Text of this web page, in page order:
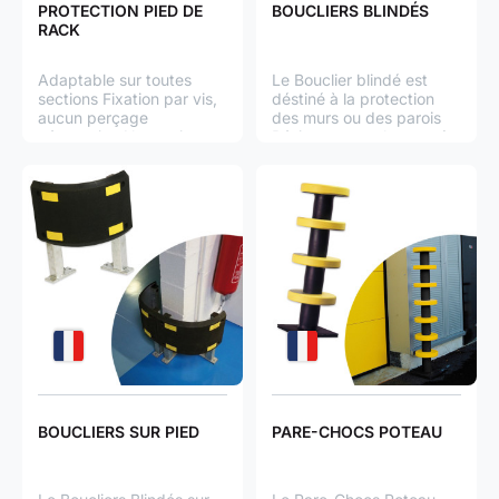
PROTECTION PIED DE
RACK
Adaptable sur toutes
sections Fixation par vis,
aucun perçage
nécessaire Absorption
Caoutchouc à absorption
d'impact Protection
verticale ou horizontale
BOUCLIERS BLINDÉS
Le Bouclier blindé est
déstiné à la protection
des murs ou des parois
Résistant aux chocs et à
et la résistance à la
déformation Format 600
x 600 mm et 500 x 300
mm
BOUCLIERS SUR PIED PARE-CHOCS POTEAU